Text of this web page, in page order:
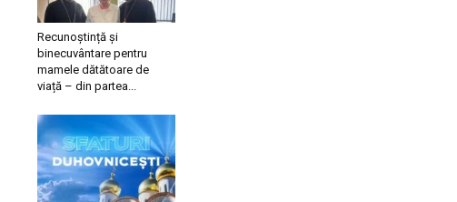
Recunoștință și
binecuvântare pentru
mamele dătătoare de
viață – din partea...